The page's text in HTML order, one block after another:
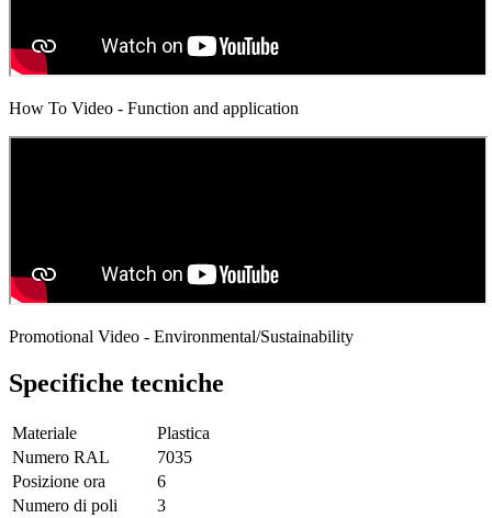
How To Video - Function and application
Promotional Video - Environmental/Sustainability
Specifiche tecniche
Materiale
Plastica
Numero RAL
7035
Posizione ora
6
Numero di poli
3